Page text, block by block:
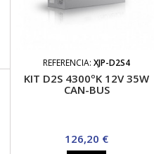
REFERENCIA:XJP-D2S4
KIT D2S 4300ºK 12V 35W
CAN-BUS
Precio
126,20 €